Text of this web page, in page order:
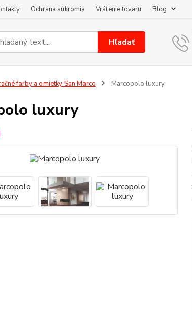
Ochrana súkromia Vrátenie tovaru Blog
Hľadať
farby a omietky San Marco Marcopolo luxury
luxury